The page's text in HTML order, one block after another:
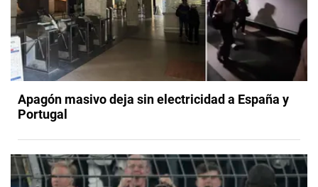
Apagón masivo deja sin electricidad a España y
Portugal